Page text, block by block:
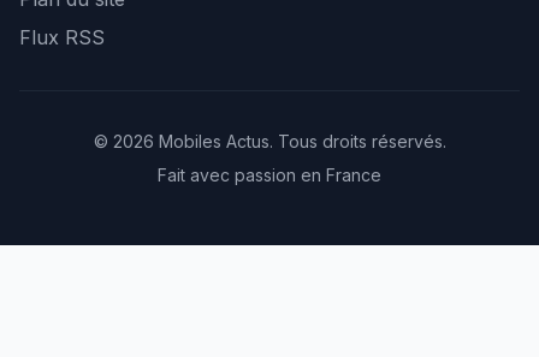
Flux RSS
© 2026 Mobiles Actus. Tous droits réservés.
Fait avec passion en France